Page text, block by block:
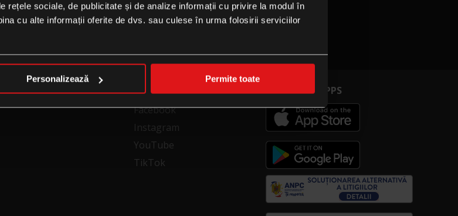
rețele sociale, de publicitate și de analize informații cu privire la modul în
cu alte informații oferite de dvs. sau culese în urma folosirii serviciilor
Personalizează Permite toate
FOLLOW US
Facebook
Instagram
YouTube
TikTok
CINEPLEXX APPS